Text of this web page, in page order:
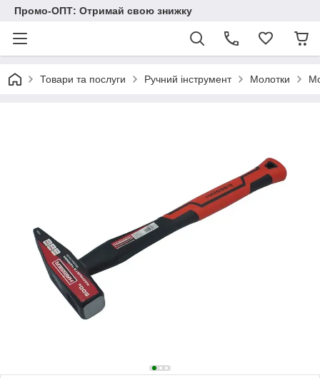
Промо-ОПТ: Отримай свою знижку
Товари та послуги Ручний інструмент Молотки